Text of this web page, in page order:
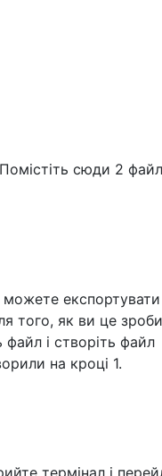
сюди 2
можете експортувати
того, як ви це
файл і створіть файл
на кроці 1.
термінал і